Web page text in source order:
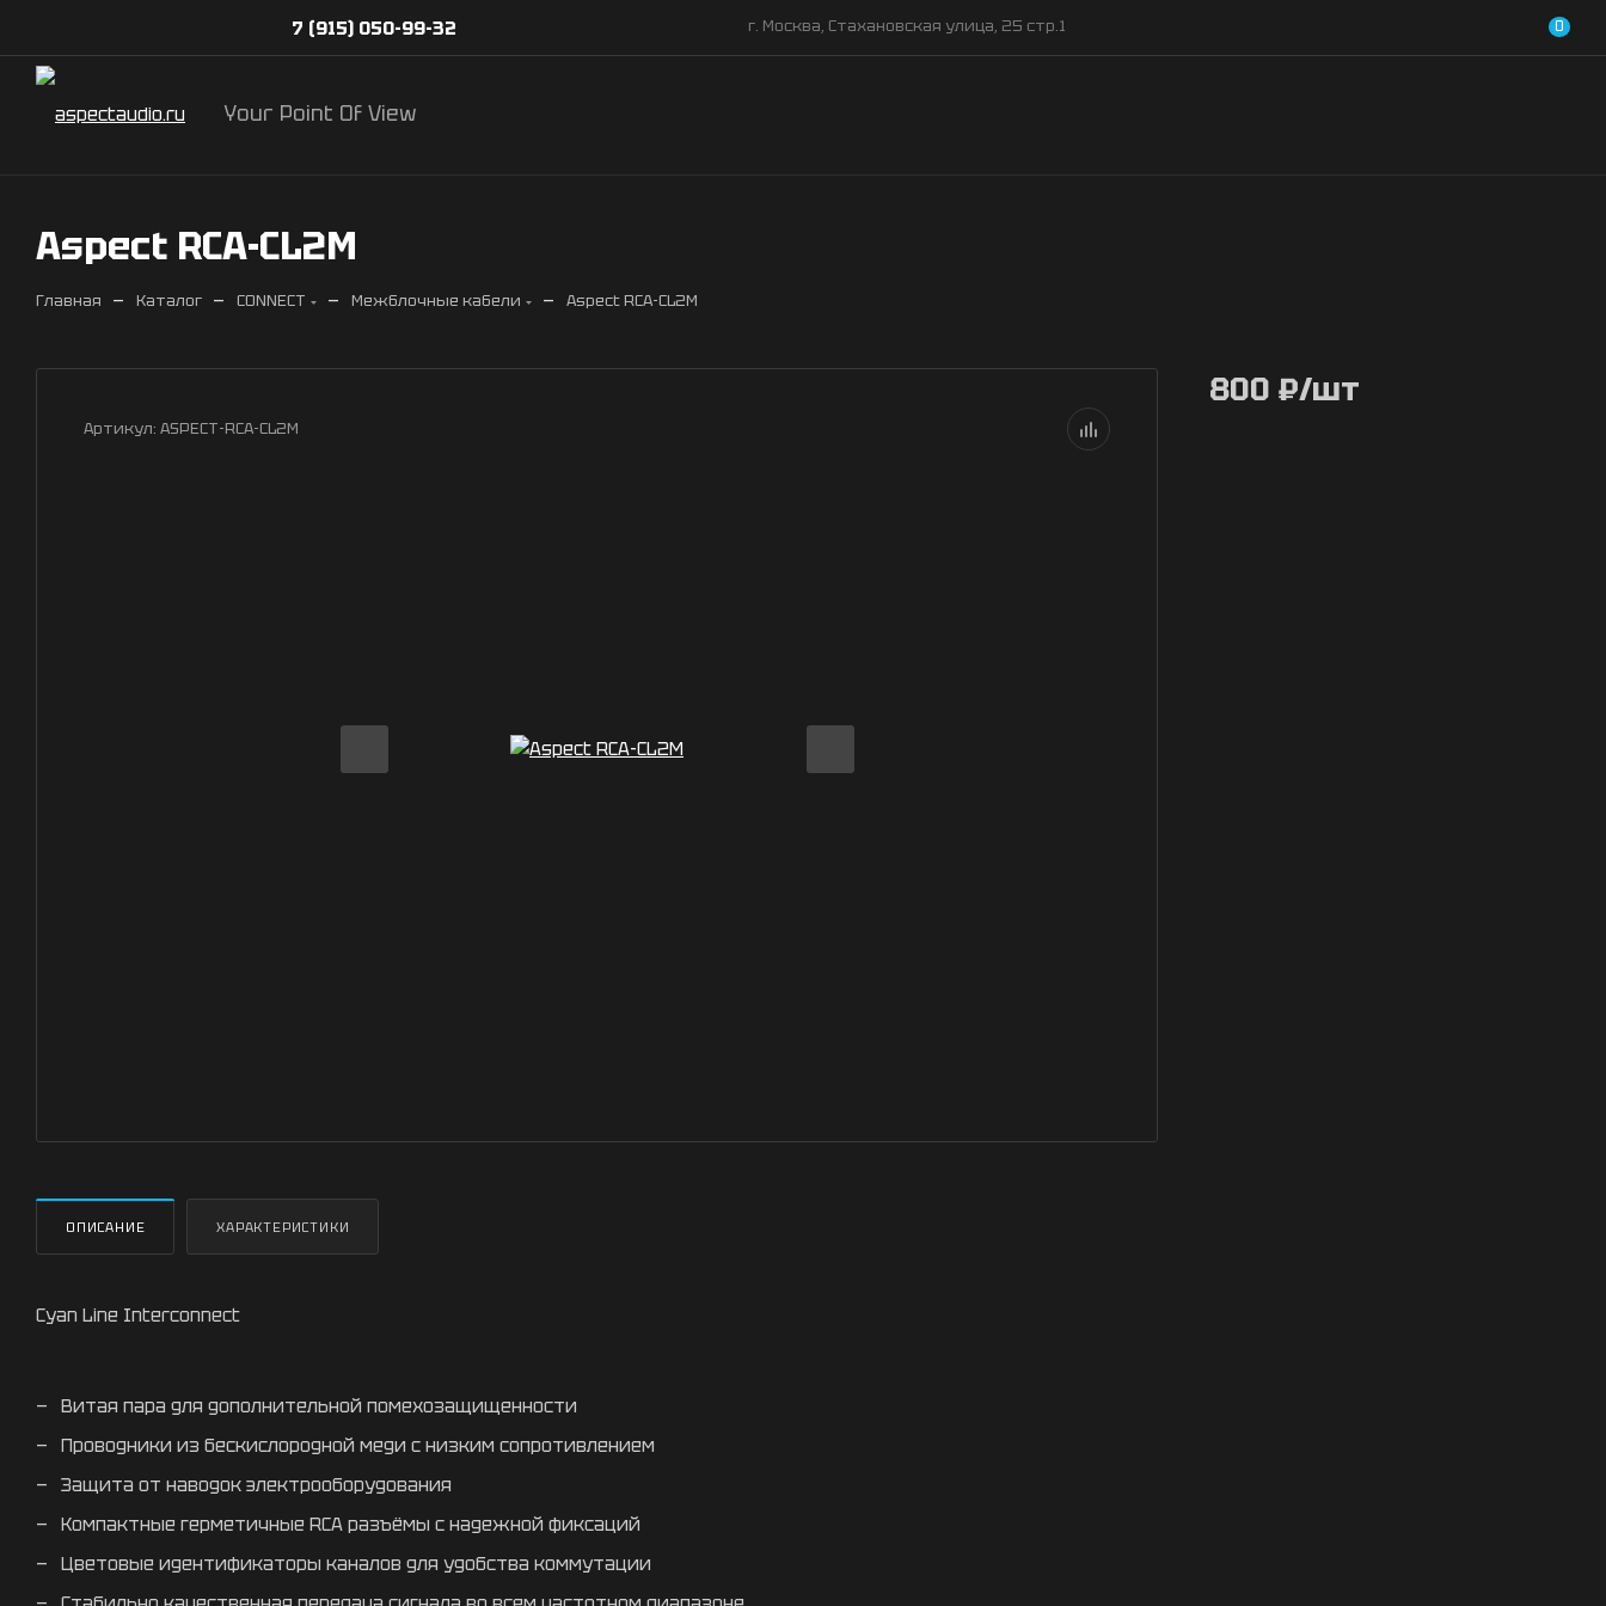
7 (915) 050-99-32 г. Москва, Стахановская улица, 25 стр.1 0
Your Point Of View
Aspect RCA-CL2M
Главная — Каталог — CONNECT — Межблочные кабели — Aspect RCA-CL2M
Артикул: ASPECT-RCA-CL2M
ОПИСАНИЕ ХАРАКТЕРИСТИКИ
Cyan Line Interconnect
Витая пара для дополнительной помехозащищенности
Проводники из бескислородной меди с низким сопротивлением
Защита от наводок электрооборудования
Компактные герметичные RCA разъёмы с надежной фиксаций
Цветовые идентификаторы каналов для удобства коммутации
800 ₽/шт